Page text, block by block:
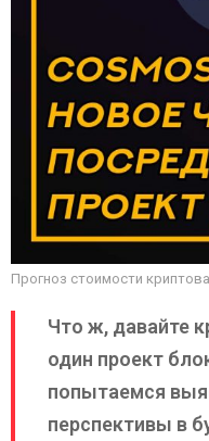
Прогноз стоимости
Что ж, давайте
один проект
попытаемся
перспективы в